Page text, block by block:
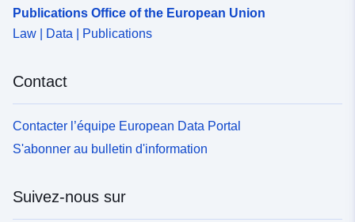
Publications Office of the European Union
Law | Data | Publications
Contact
Contacter l’équipe European Data Portal
S'abonner au bulletin d'information
Suivez-nous sur